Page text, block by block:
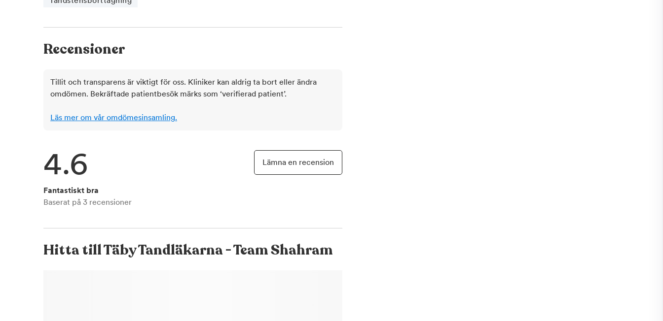
Recensioner
Tillit och transparens är viktigt för oss. Kliniker kan aldrig ta bort eller ändra
omdömen. Bekräftade patientbesök märks som ‘verifierad patient’.
Läs mer om vår omdömesinsamling.
4.6
Fantastiskt bra
Baserat på 3 recensioner
Lämna en recension
Hitta tillTäby Tandläkarna - Team Shahram